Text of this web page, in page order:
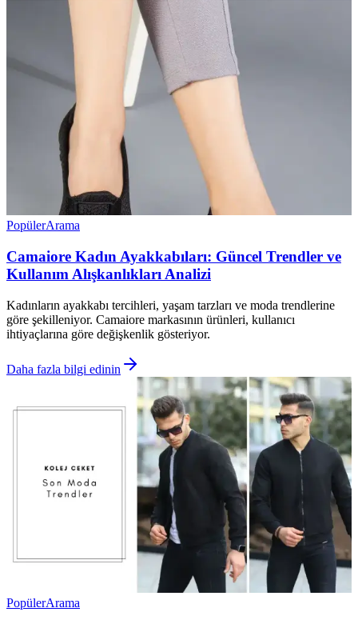
PopülerArama
Camaiore Kadın Ayakkabıları: Güncel Trendler ve
Kullanım Alışkanlıkları Analizi
Kadınların ayakkabı tercihleri, yaşam tarzları ve moda trendlerine
göre şekilleniyor. Camaiore markasının ürünleri, kullanıcı
ihtiyaçlarına göre değişkenlik gösteriyor.
Daha fazla bilgi edinin
PopülerArama